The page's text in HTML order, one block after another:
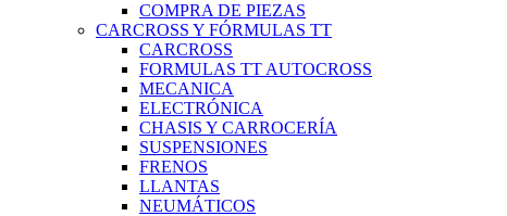
COMPRA DE PIEZAS
CARCROSS Y FÓRMULAS TT
CARCROSS
FORMULAS TT AUTOCROSS
MECANICA
ELECTRÓNICA
CHASIS Y CARROCERÍA
SUSPENSIONES
FRENOS
LLANTAS
NEUMÁTICOS